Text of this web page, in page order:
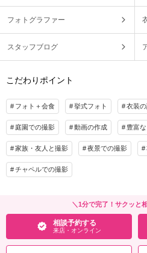
フォトグラファー
スタッフブログ
こだわりポイント
フォト＋会食 挙式フォト 衣装
庭園での撮影 動画の作成 豊富
家族・友人と撮影 夜景での撮影
チャペルでの撮影
＼1分で完了！サクッと
相談予約する
来店・オンライン